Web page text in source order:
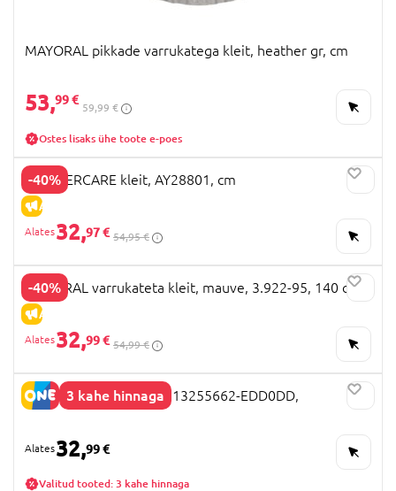
MAYORAL pikkade varrukatega kleit, heather gr, cm
53,99 €
59,99 €
Ostes lisaks ühe toote e-poes
-40%
ALLAHINDLUS
MOTHERCARE kleit, AY28801, cm
32,97 € 54,95 €
-40%
ALLAHINDLUS
MAYORAL varrukateta kleit, mauve, 3.922-95, 140 cm
32,99 € 54,99 €
3 kahe hinnaga
NAME IT FROZEN kleit, 13255662-EDD0DD,
32,99 €
Valitud tooted: 3 kahe hinnaga